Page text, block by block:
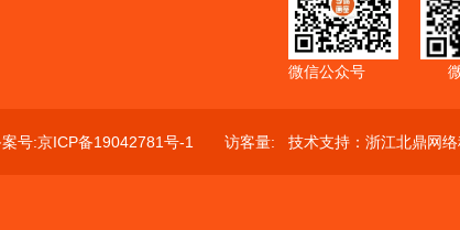
微信公众号
号:京ICP备19042781号-1 访客量: 技术支持： 浙江北鼎网